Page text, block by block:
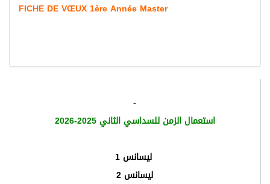
FICHE DE VŒUX 1ère Année Master
-
استعمال الزمن للسداسي الثاني 2025-2026
ليسانس 1
ليسانس 2